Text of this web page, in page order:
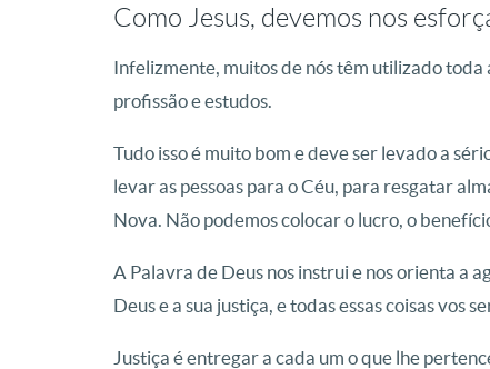
Como Jesus, devemos nos
Infelizmente, muitos de nós têm utilizado toda
profissão e estudos.
Tudo isso é muito bom e deve ser levado a
levar as pessoas para o Céu, para resgatar
Nova. Não podemos colocar o lucro, o
A Palavra de Deus nos instrui e nos orienta a
Deus e a sua justiça, e todas essas coisas vos
Justiça é entregar a cada um o que lhe